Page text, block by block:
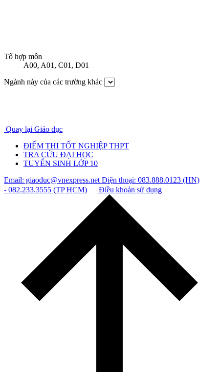
Tổ hợp môn
A00, A01, C01, D01
Ngành này của các trường khác
Quay lại Giáo dục
ĐIỂM THI TỐT NGHIỆP THPT
TRA CỨU ĐẠI HỌC
TUYỂN SINH LỚP 10
Email: giaoduc@vnexpress.netĐiện thoại: 083.888.0123 (HN)
- 082.233.3555 (TP HCM)
Điều khoản sử dụng